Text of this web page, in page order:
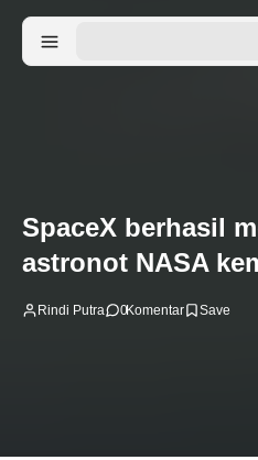
SpaceX berhasil
astronot NASA
Rindi Putra 0Komentar